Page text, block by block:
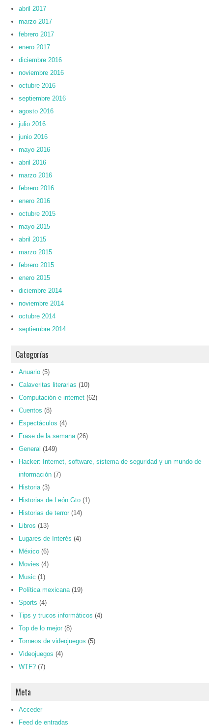
abril 2017
marzo 2017
febrero 2017
enero 2017
diciembre 2016
noviembre 2016
octubre 2016
septiembre 2016
agosto 2016
julio 2016
junio 2016
mayo 2016
abril 2016
marzo 2016
febrero 2016
enero 2016
octubre 2015
mayo 2015
abril 2015
marzo 2015
febrero 2015
enero 2015
diciembre 2014
noviembre 2014
octubre 2014
septiembre 2014
Categorías
Anuario (5)
Calaveritas literarias (10)
Computación e internet (62)
Cuentos (8)
Espectáculos (4)
Frase de la semana (26)
General (149)
Hacker: Internet, software, sistema de seguridad y un mundo de
información (7)
Historia (3)
Historias de León Gto (1)
Historias de terror (14)
Libros (13)
Lugares de Interés (4)
México (6)
Movies (4)
Music (1)
Política mexicana (19)
Sports (4)
Tips y trucos informáticos (4)
Top de lo mejor (8)
Torneos de videojuegos (5)
Videojuegos (4)
WTF? (7)
Meta
Acceder
Feed de entradas